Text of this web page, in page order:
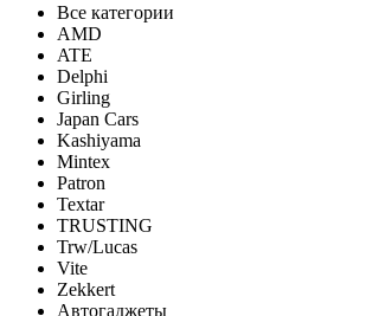
Все категории
AMD
ATE
Delphi
Girling
Japan Cars
Kashiyama
Mintex
Patron
Textar
TRUSTING
Trw/Lucas
Vite
Zekkert
Автогаджеты